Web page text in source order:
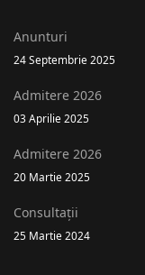
Anunturi
24 Septembrie 2025
Admitere 2026
03 Aprilie 2025
Admitere 2026
20 Martie 2025
Consultații
25 Martie 2024